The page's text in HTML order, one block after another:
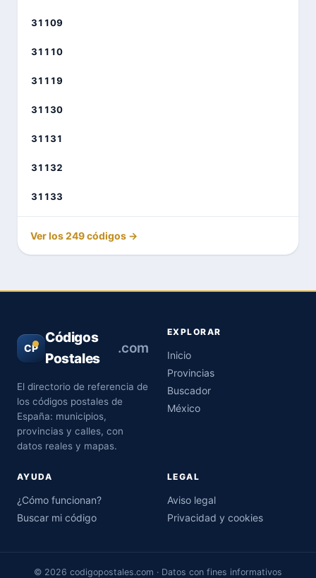
31109
31110
31119
31130
31131
31132
31133
Ver los 249 códigos →
CP
Códigos
Postales
.com
El directorio de referencia de
los códigos postales de
España: municipios,
provincias y calles, con
datos reales y mapas.
EXPLORAR
Inicio
Provincias
Buscador
México
AYUDA
¿Cómo funcionan?
Buscar mi código
LEGAL
Aviso legal
Privacidad y cookies
© 2026 codigopostales.com · Datos con fines informativos